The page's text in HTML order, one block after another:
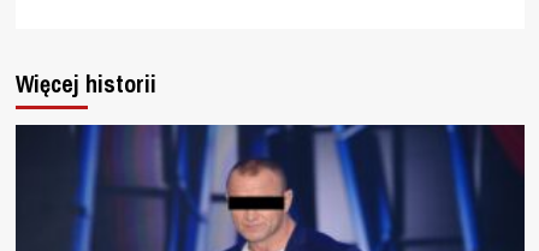
Więcej historii